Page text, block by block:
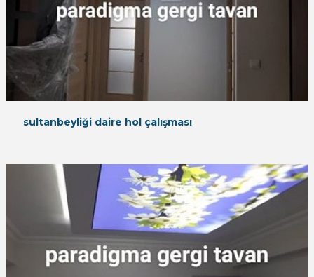
sultanbeyliği daire hol çalışması